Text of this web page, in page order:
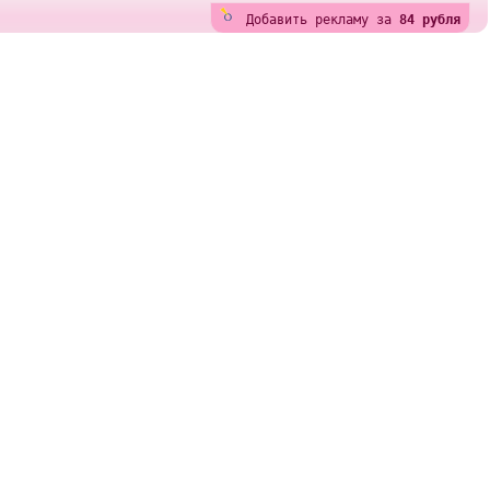
Добавить рекламу за 84 рубля